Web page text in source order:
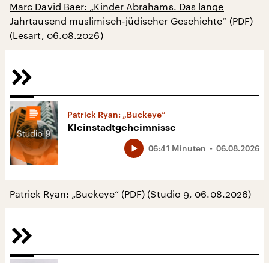
Marc David Baer: „Kinder Abrahams. Das lange
Jahrtausend muslimisch-jüdischer Geschichte“ (PDF)
(Lesart, 06.08.2026)
Patrick Ryan: „Buckeye“
Kleinstadtgeheimnisse
06.08.2026
06:41 Minuten
Patrick Ryan: „Buckeye“ (PDF) (Studio 9, 06.08.2026)